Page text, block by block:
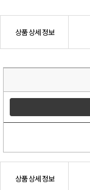
상품 상세 정보
상품 상세 정보